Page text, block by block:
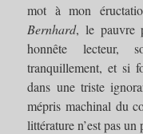
mot à mon
Bernhard, le pauvre
honnête lecteur,
tranquillement, et si
dans une triste
mépris machinal du
littérature n’est pas un